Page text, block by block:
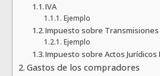
IVA
Ejemplo
Impuesto sobre Transmisiones
Ejemplo
Impuesto sobre Actos Jurídicos
Gastos de los compradores